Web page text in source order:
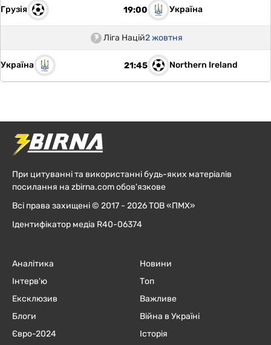
Грузія 19:00 Україна
Ліга Націй2 жовтня
Україна 21:45 Northern Ireland
При цитуванні та використанні будь-яких матеріалів
посилання на zbirna.com обов'язкове
Всі права захищені © 2017 - 2026 ТОВ «ПМХ»
Ідентифікатор медіа R40-06374
Аналітика
Інтерв'ю
Ексклюзив
Блоги
Євро-2024
Новини
Топ
Важливе
Війна в Україні
Історія